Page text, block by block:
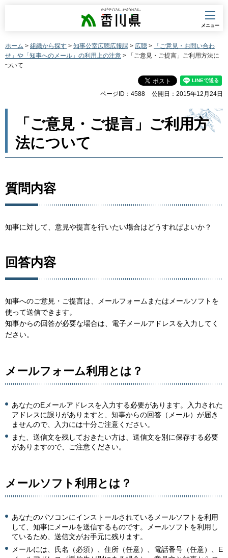
香川県
メニュー
ホーム > 組織から探す > 知事公室広聴広報課 > 広聴 >
「ご意見・お問い合わ
せ」や「知事へのメール」の利用上の注意 > 「ご意見・ご提言」ご利用方法に
ついて
ページID：4588 公開日：2015年12月24日
「ご意見・ご提言」ご利用方
法について
質問内容
知事に対して、意見や提言を行いたい場合はどうすればよいか？
回答内容
知事へのご意見・ご提言は、メールフォームまたはメールソフトを
使って送信できます。
知事からの回答が必要な場合は、電子メールアドレスを入力してく
ださい。
メールフォーム利用とは？
あなたのEメールアドレスを入力する必要があります。入力された
アドレスに誤りがありますと、知事からの回答（メール）が届き
ませんので、入力には十分ご注意ください。
また、送信文を残しておきたい方は、送信文を別に保存する必要
がありますので、ご注意ください。
メールソフト利用とは？
あなたのパソコンにインストールされているメールソフトを利用
して、知事にメールを送信するものです。メールソフトを利用し
ているため、送信文がお手元に残ります。
メールには、氏名（必須）、住所（任意）、電話番号（任意）、E